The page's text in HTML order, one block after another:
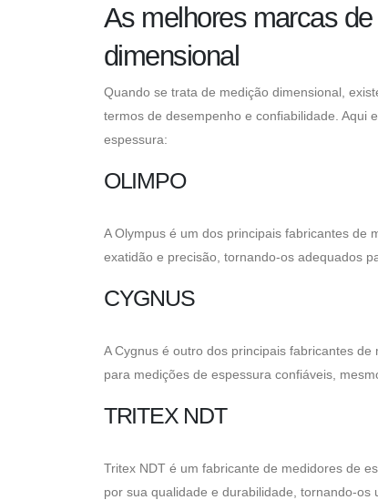
As melhores marcas
dimensional
Quando se trata de medição dimensional,
termos de desempenho e confiabilidade. Aqui
espessura:
OLIMPO
A Olympus é um dos principais fabricantes de
exatidão e precisão, tornando-os adequados
CYGNUS
A Cygnus é outro dos principais fabricantes
para medições de espessura confiáveis,
TRITEX NDT
Tritex NDT é um fabricante de medidores de
por sua qualidade e durabilidade, tornando-os